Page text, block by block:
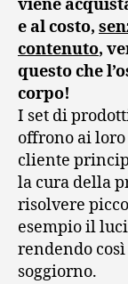
viene
e al costo,
contenuto,
questo che
corpo!
I set di
offrono ai
cliente
la cura della
risolvere
esempio il
rendendo
soggiorno.